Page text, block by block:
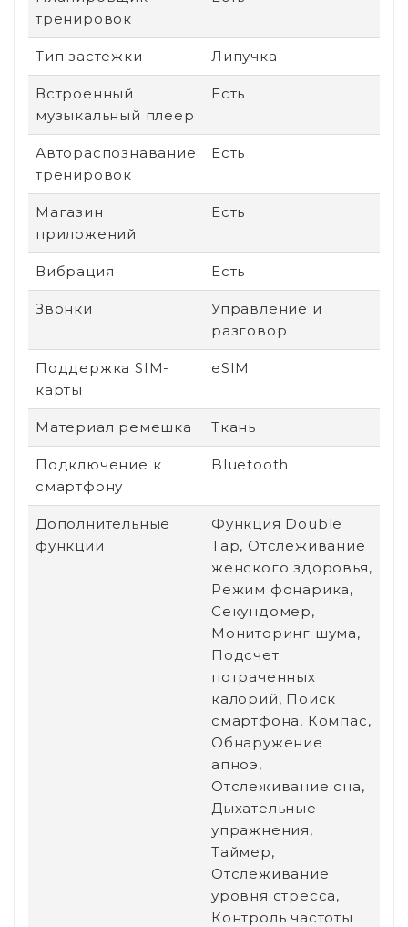
тренировок
Тип застежки Липучка
Встроенный
музыкальный плеер
Есть
Автораспознавание
тренировок
Есть
Магазин
приложений
Есть
Вибрация Есть
Звонки
Управление и
разговор
Поддержка SIM-
карты
eSIM
Материал ремешка Ткань
Подключение к
смартфону
Bluetooth
Дополнительные
функции
Функция Double
Tap, Отслеживание
женского здоровья,
Режим фонарика,
Секундомер,
Мониторинг шума,
Подсчет
потраченных
калорий, Поиск
смартфона, Компас,
Обнаружение
апноэ,
Отслеживание сна,
Дыхательные
упражнения,
Таймер,
Отслеживание
уровня стресса,
Контроль частоты